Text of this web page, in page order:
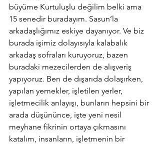
büyüme Kurtuluşlu değilim belki ama
15 senedir buradayım. Sasun’la
arkadaşlığımız eskiye dayanıyor. Ve biz
burada işimiz dolayısıyla kalabalık
arkadaş sofraları kuruyoruz, bazen
buradaki mezecilerden de alışveriş
yapıyoruz. Ben de dışarıda dolaşırken,
yapılan yemekler, işletilen yerler,
işletmecilik anlayışı, bunların hepsini bir
arada düşününce, işte yeni nesil
meyhane fikrinin ortaya çıkmasını
katalım, insanların, işletmenin bir